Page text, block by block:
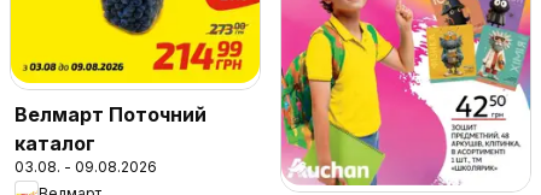
Велмарт Поточний
каталог
03.08. - 09.08.2026